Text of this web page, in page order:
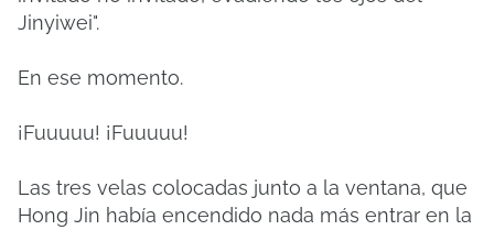
Jinyiwei".
En ese momento.
¡Fuuuuu! ¡Fuuuuu!
Las tres velas colocadas junto a la ventana, que
Hong Jin había encendido nada más entrar en la